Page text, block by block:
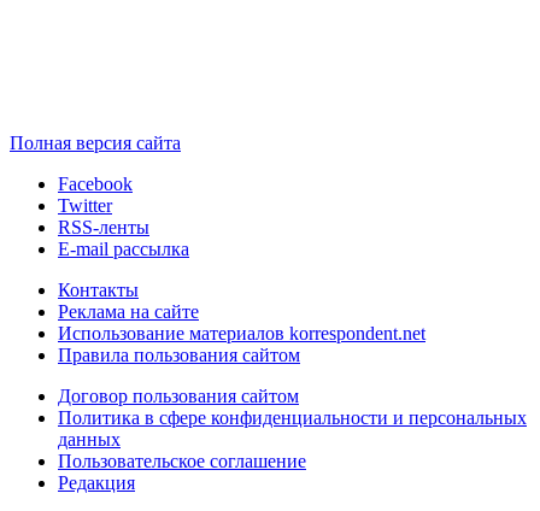
Полная версия сайта
Facebook
Twitter
RSS-ленты
E-mail рассылка
Контакты
Реклама на сайте
Использование материалов korrespondent.net
Правила пользования сайтом
Договор пользования сайтом
Политика в сфере конфиденциальности и персональных
данных
Пользовательское соглашение
Редакция